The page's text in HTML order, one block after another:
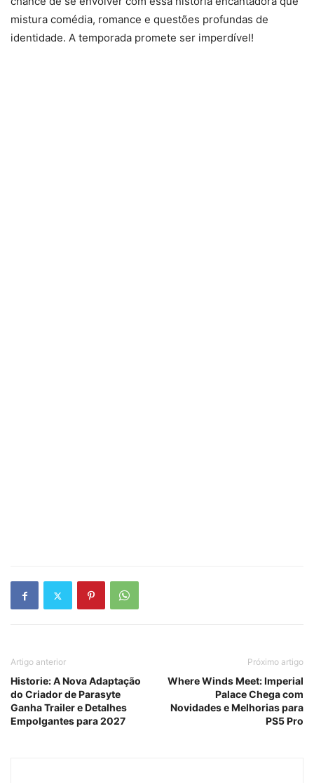
mistura comédia, romance e questões profundas de
identidade. A temporada promete ser imperdível!
Artigo anterior
Historie: A Nova Adaptação
do Criador de Parasyte
Ganha Trailer e Detalhes
Empolgantes para 2027
Próximo artigo
Where Winds Meet: Imperial
Palace Chega com
Novidades e Melhorias para
PS5 Pro